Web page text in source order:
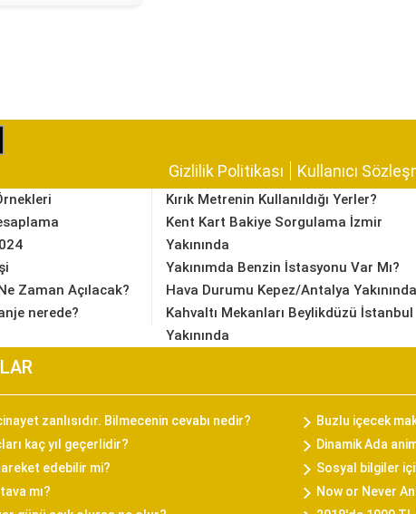
Gizlilik Politikası Kullanıcı
Zaman Açılacak?
nerede?
Kırık Metrenin Kullanıldığı Yerler?
Kent Kart Bakiye Sorgulama İzmir
Yakınında
Yakınımda Benzin İstasyonu Var Mı?
Hava Durumu Kepez/Antalya Yakınında
Kahvaltı Mekanları Beylikdüzü İstanbul
Yakınında
zanlısıdır. Bilmecenin cevabı nedir?
Buzlu içecek
kaç yıl geçerlidir?
Dinamik Ada
edebilir mi?
Sosyal bilgiler
mı?
Now or Never